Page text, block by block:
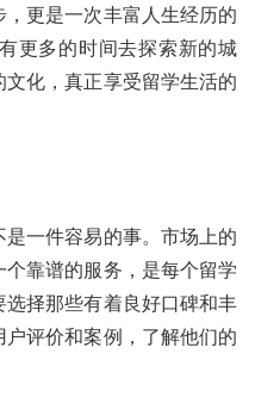
更是一次丰富人生经历的
更多的时间去探索新的城
化，真正享受留学生活的
一件容易的事。市场上的
靠谱的服务，是每个留学
择那些有着良好口碑和丰
评价和案例，了解他们的